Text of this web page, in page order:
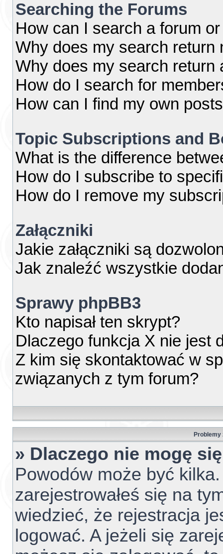
Searching the Forums
How can I search a forum
Why does my search return
Why does my search return
How do I search for
How can I find my own
Topic Subscriptions and
What is the difference
How do I subscribe to
How do I remove my
Załączniki
Jakie załączniki są
Jak znaleźć wszystkie
Sprawy phpBB3
Kto napisał ten skrypt?
Dlaczego funkcja X nie jest
Z kim się skontaktować w
związanych z tym forum?
Problemy
» Dlaczego nie mogę
Powodów może być
zarejestrowałeś się na
wiedzieć, że rejestracja
logować. A jeżeli się